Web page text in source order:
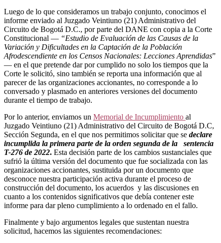
Luego de lo que consideramos un trabajo conjunto, conocimos el
informe enviado al Juzgado Veintiuno (21) Administrativo del
Circuito de Bogotá D.C., por parte del DANE con copia a la Corte
Constitucional — “Estudio de Evaluación de las Causas de la
Variación y Dificultades en la Captación de la Población
Afrodescendiente en los Censos Nacionales: Lecciones Aprendidas”
— en el que pretende dar por cumplido no solo los tiempos que la
Corte le solicitó, sino también se reporta una información que al
parecer de las organizaciones accionantes, no corresponde a lo
conversado y plasmado en anteriores versiones del documento
durante el tiempo de trabajo.
Por lo anterior, enviamos un Memorial de Incumplimiento al
Juzgado Veintiuno (21) Administrativo del Circuito de Bogotá D.C,
Sección Segunda, en el que nos permitimos solicitar que se declare
incumplida la primera parte de la orden segunda de la sentencia
T-276 de 2022. Esta decisión parte de los cambios sustanciales que
sufrió la última versión del documento que fue socializada con las
organizaciones accionantes, sustituida por un documento que
desconoce nuestra participación activa durante el proceso de
construcción del documento, los acuerdos y las discusiones en
cuanto a los contenidos significativos que debía contener este
informe para dar pleno cumplimiento a lo ordenado en el fallo.
Finalmente y bajo argumentos legales que sustentan nuestra
solicitud, hacemos las siguientes recomendaciones: